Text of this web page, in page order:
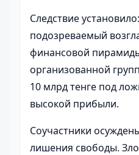
Следствие
подозреваемый
финансовой
организованной
10 млрд тенге под
высокой прибыли.
Соучастники
лишения свободы.